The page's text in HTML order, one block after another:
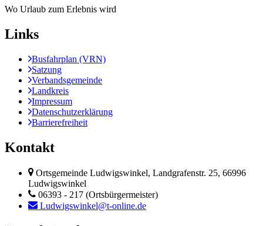
Wo Urlaub zum Erlebnis wird
Links
Busfahrplan (VRN)
Satzung
Verbandsgemeinde
Landkreis
Impressum
Datenschutzerklärung
Barrierefreiheit
Kontakt
Ortsgemeinde Ludwigswinkel, Landgrafenstr. 25, 66996
Ludwigswinkel
06393 - 217 (Ortsbürgermeister)
Ludwigswinkel@t-online.de